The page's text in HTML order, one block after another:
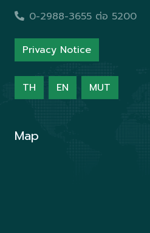
0-2988-3655 ต่อ 5200
Privacy Notice
TH EN MUT
Map